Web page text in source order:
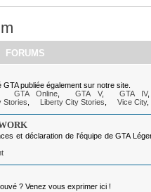
FORUMS
publiée également sur notre site.
GTA Online, GTA V, GTA IV
Stories, Liberty City Stories, Vice City,
et déclaration de l'équipe de GTA
? Venez vous exprimer ici !